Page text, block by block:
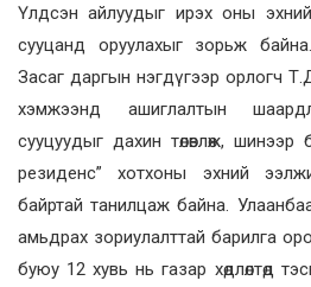
Үлдсэн айлуудыг ирэх оны
сууцанд оруулахыг зорьж
Засаг даргын нэгдүгээр орлогч
хэмжээнд ашиглалтын
сууцуудыг дахин төлөвлөж, шинээр
резиденс” хотхоны эхний
байртай танилцаж байна.
амьдрах зориулалттай барилга
буюу 12 хувь нь газар хөдлөлтөд